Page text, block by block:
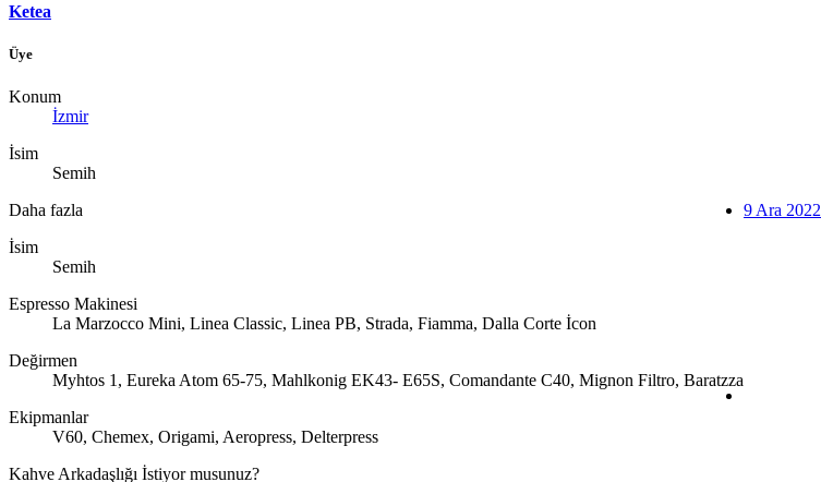
Ketea
Üye
Konum
İzmir
İsim
Semih
Daha fazla
İsim
Semih
Espresso Makinesi
La Marzocco Mini, Linea Classic, Linea PB, Strada, Fiamma, Dalla Corte İcon
Değirmen
Myhtos 1, Eureka Atom 65-75, Mahlkonig EK43- E65S, Comandante C40, Mignon Filtro, Baratzza
Ekipmanlar
V60, Chemex, Origami, Aeropress, Delterpress
Kahve Arkadaşlığı İstiyor musunuz?
9 Ara 2022